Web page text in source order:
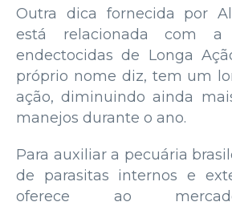
Outra dica fornecida por
está relacionada com a
endectocidas de Longa
próprio nome diz, tem um
ação, diminuindo ainda
manejos durante o ano.
Para auxiliar a pecuária
de parasitas internos e
oferece ao